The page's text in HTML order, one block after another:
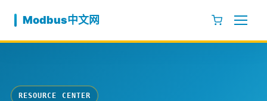
Modbus中文网
RESOURCE CENTER